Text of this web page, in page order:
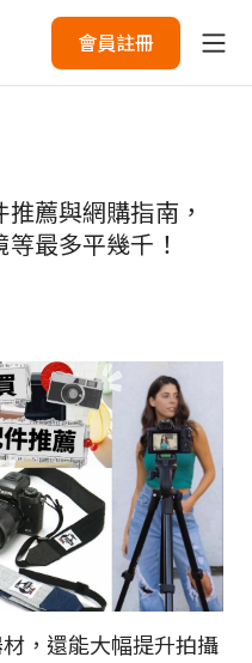
會員註冊
薦與網購指南，
最多平幾千！
，還能大幅提升拍攝